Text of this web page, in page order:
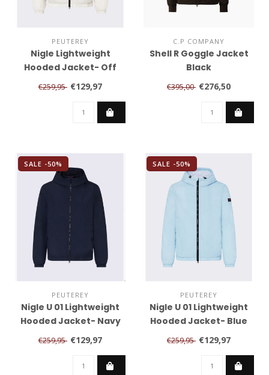
PEUTEREY
Nigle Lightweight
Hooded Jacket- Off
white
€259,95 €129,97
C.P COMPANY
Shell R Goggle Jacket
Black
€395,00 €276,50
SALE -50%
PEUTEREY
Nigle U 01 Lightweight
Hooded Jacket- Navy
€259,95 €129,97
SALE -50%
PEUTEREY
Nigle U 01 Lightweight
Hooded Jacket- Blue
€259,95 €129,97